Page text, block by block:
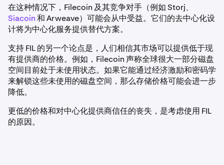
在这种情况下，Filecoin 及其竞争对手（例如 Storj、
Siacoin和 Arweave）可能会从中受益。它们的去中心化设
计将为中心化服务提供替代方案。
支持 FIL 的另一个论点是，人们相信其市场可以提供低于现
有提供商的价格。例如，Filecoin 声称全球很大一部分磁盘
空间目前处于未使用状态。如果它能通过经济激励和密码学
来解锁这些未使用的磁盘空间，那么存储价格可能会进一步
降低。
更低的价格和对中心化提供商信任的丧失，是考虑使用 FIL
的原因。